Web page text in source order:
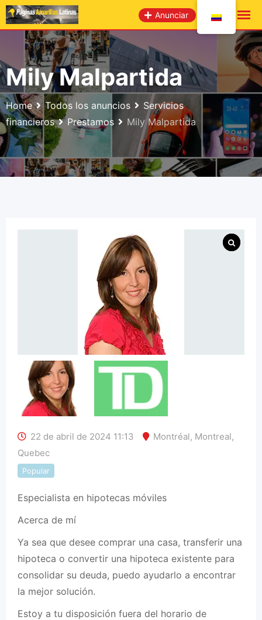
saltar
al
contenido
Anunciar
Mily Malpartida
Home Todos los anuncios
Servicios
financieros
Prestamos Mily Malpartida
22 de abril de 2024 11:13 Montréal, Montreal,
Quebec
Popular
Especialista en hipotecas móviles
Acerca de mí
Ya sea que desee comprar una casa, transferir una
hipoteca o convertir una hipoteca existente para
consolidar su deuda, puedo ayudarlo a encontrar
la mejor solución.
Estoy a tu disposición fuera del horario de